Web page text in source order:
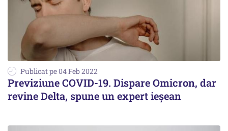
Publicat pe 04 Feb 2022
Previziune COVID-19. Dispare Omicron, dar
revine Delta, spune un expert ieșean